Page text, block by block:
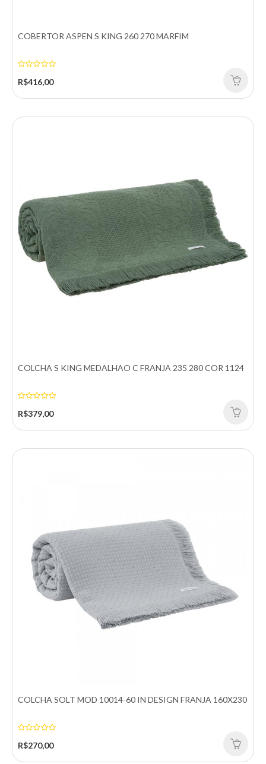
Cobertor Aspen Soft King 260x270 – Cor MarfimO Cobertor
Aspen Soft King é a união perfeita entre con..
Comparar
Adicionar a lista de desejos
COBERTOR ASPEN S KING 260 270 MARFIM
R$416,00
COLCHA S KING MEDALHAO C FRANJA 235 280 COR 1124
R$379,00
COLCHA SOLT MOD 10014-60 IN DESIGN FRANJA 160X230
R$270,00